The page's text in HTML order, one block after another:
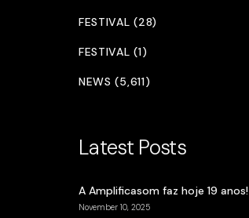
FESTIVAL (28)
FESTIVAL (1)
NEWS (5,611)
Latest Posts
A Amplificasom faz hoje 19 anos!
November 10, 2025